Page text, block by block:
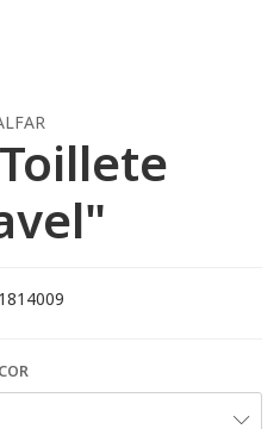
1814009
COR